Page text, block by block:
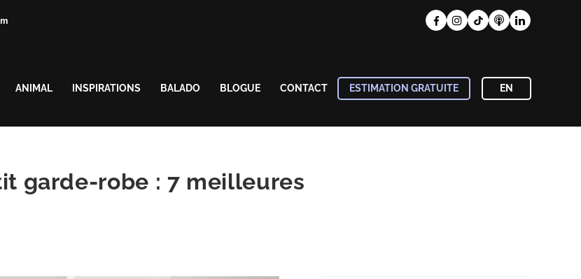
ANIMAL INSPIRATIONS BALADO BLOGUE CONTACT ESTIMATION GRATUITE EN
garde-robe : 7 meilleures